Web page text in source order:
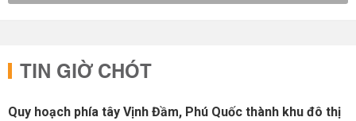
TIN GIỜ CHÓT
Quy hoạch phía tây Vịnh Đầm, Phú Quốc thành khu đô thị